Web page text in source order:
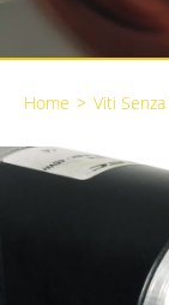
Home > Viti